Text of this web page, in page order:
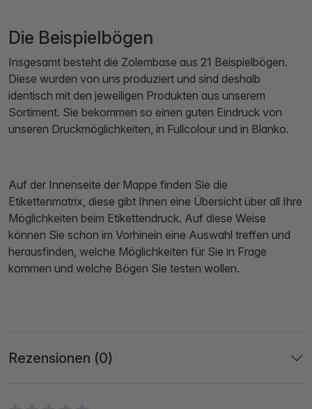
Die Beispielbögen
Insgesamt besteht die Zolembase aus 21 Beispielbögen.
Diese wurden von uns produziert und sind deshalb
identisch mit den jeweiligen Produkten aus unserem
Sortiment. Sie bekommen so einen guten Eindruck von
unseren Druckmöglichkeiten, in Fullcolour und in Blanko.
Auf der Innenseite der Mappe finden Sie die
Etikettenmatrix, diese gibt Ihnen eine Übersicht über all Ihre
Möglichkeiten beim Etikettendruck. Auf diese Weise
können Sie schon im Vorhinein eine Auswahl treffen und
herausfinden, welche Möglichkeiten für Sie in Frage
kommen und welche Bögen Sie testen wollen.
Rezensionen (0)